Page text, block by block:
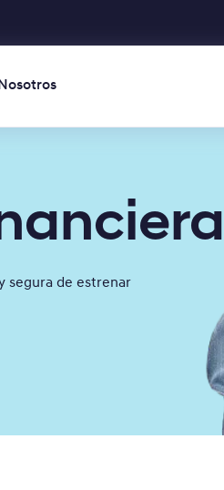
Nosotros
segura de estrenar